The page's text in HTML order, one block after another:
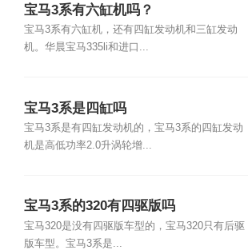
宝马3系有六缸机吗？
宝马3系有六缸机，还有四缸发动机和三缸发动
机。华晨宝马335li和进口...
宝马3系是四缸吗
宝马3系是有四缸发动机的，宝马3系的四缸发动
机是高低功率2.0升涡轮增...
宝马3系的320有四驱版吗
宝马320是没有四驱版车型的，宝马320只有后驱
版车型。宝马3系是...